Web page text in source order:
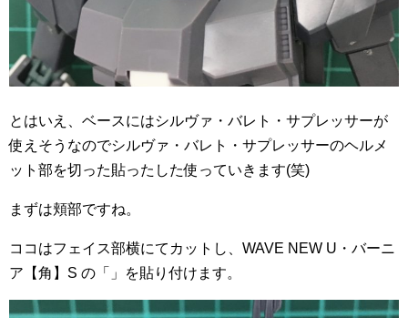
とはいえ、ベースにはシルヴァ・バレト・サプレッサーが
使えそうなのでシルヴァ・バレト・サプレッサーのヘルメ
ット部を切った貼ったした使っていきます(笑)
まずは頬部ですね。
ココはフェイス部横にてカットし、WAVE NEW U・バーニ
ア【角】S の「」を貼り付けます。